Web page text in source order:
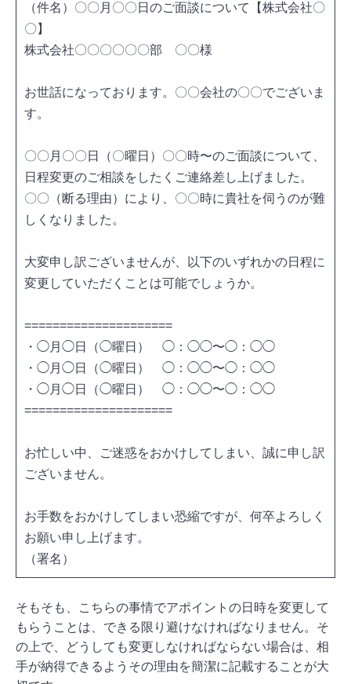
（件名）〇〇月〇〇日のご面談について【株式会社〇
〇】
株式会社〇〇〇〇〇〇部 〇〇様
お世話になっております。〇〇会社の〇〇でございま
す。
〇〇月〇〇日（〇曜日）〇〇時〜のご面談について、
日程変更のご相談をしたくご連絡差し上げました。
〇〇（断る理由）により、〇〇時に貴社を伺うのが難
しくなりました。
大変申し訳ございませんが、以下のいずれかの日程に
変更していただくことは可能でしょうか。
=====================
・◯月◯日（◯曜日） ◯：◯◯〜◯：◯◯
・◯月◯日（◯曜日） ◯：◯◯〜◯：◯◯
・◯月◯日（◯曜日） ◯：◯◯〜◯：◯◯
=====================
お忙しい中、ご迷惑をおかけしてしまい、誠に申し訳
ございません。
お手数をおかけしてしまい恐縮ですが、何卒よろしく
お願い申し上げます。
（署名）
そもそも、こちらの事情でアポイントの日時を変更して
もらうことは、できる限り避けなければなりません。そ
の上で、どうしても変更しなければならない場合は、相
手が納得できるようその理由を簡潔に記載することが大